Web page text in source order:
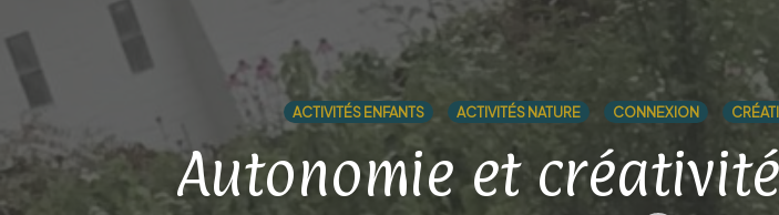
ACTIVITÉS ENFANTS ACTIVITÉS NATURE CONNEXION
Autonomie et